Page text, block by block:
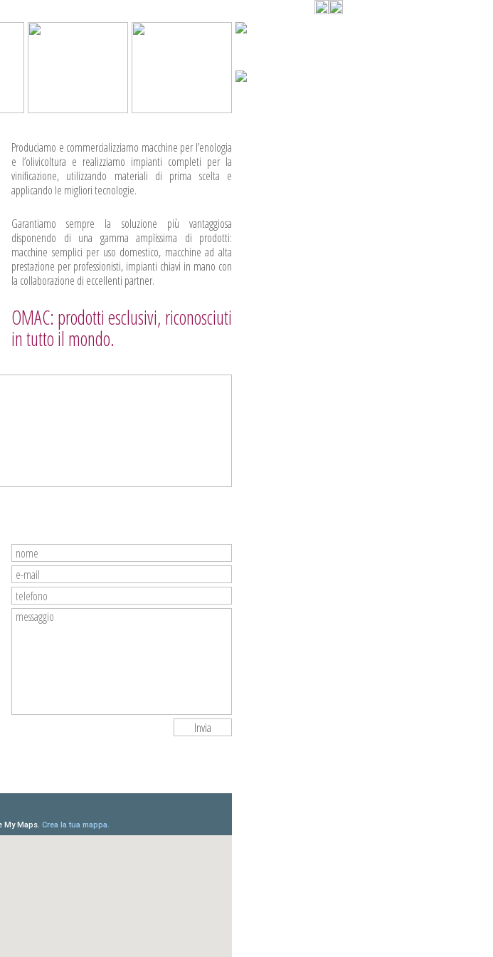
Produciamo e commercializziamo macchine per l’enologia
e l’olivicoltura e realizziamo impianti completi per la
vinificazione, utilizzando materiali di prima scelta e
applicando le migliori tecnologie.
Garantiamo sempre la soluzione più vantaggiosa
disponendo di una gamma amplissima di prodotti:
macchine semplici per uso domestico, macchine ad alta
prestazione per professionisti, impianti chiavi in mano con
la collaborazione di eccellenti partner.
OMAC: prodotti esclusivi, riconosciuti
in tutto il mondo.